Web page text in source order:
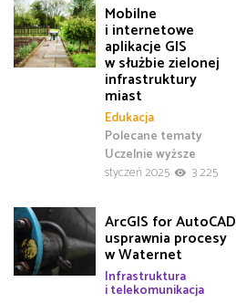
Mobilne
i internetowe
aplikacje GIS
w służbie zielonej
infrastruktury
miast
Edukacja
Polecane tematy
Uczelnie wyższe
styczeń 2025
3 225
ArcGIS for AutoCAD
usprawnia procesy
w Waternet
Infrastruktura
i telekomunikacja